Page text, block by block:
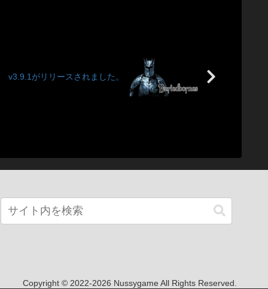
v3.9.1がリリースされました。
Copyright © 2022-2026 Nussygame All Rights Reserved.